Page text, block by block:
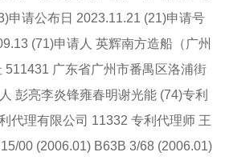
申请公布日 2023.11.21 (21)申请号
(71)申请人 英辉南方造船（广州
511431 广东省广州市番禺区洛浦街
彭亮李炎锋雍春明谢光能 (74)专利
代理有限公司 11332 专利代理师 王
00 (2006.01) B63B 3/68 (2006.01)